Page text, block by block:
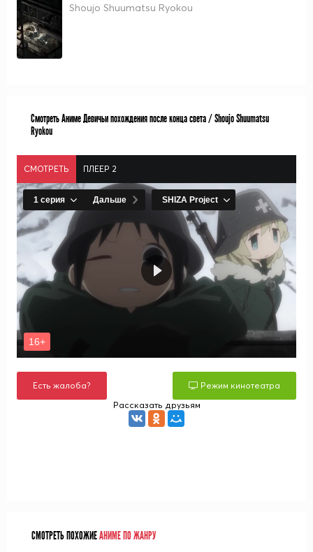
Shoujo Shuumatsu Ryokou
Смотреть Аниме Девичьи похождения после конца света / Shoujo Shuumatsu
Ryokou
СМОТРЕТЬ ПЛЕЕР 2
Есть жалоба?
Режим кинотеатра
Рассказать друзьям
СМОТРЕТЬ ПОХОЖИЕАНИМЕ ПО ЖАНРУ